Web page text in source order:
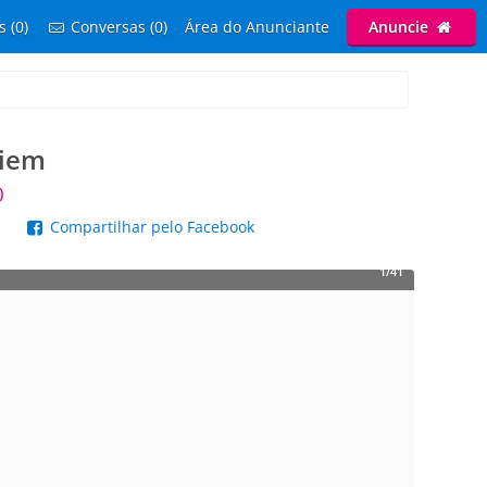
(0) Conversas (0) Área do Anunciante Anuncie
Compartilhar pelo Facebook
1/41